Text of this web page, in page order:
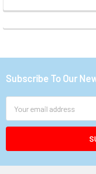
Footer
Subscribe To Our
Address